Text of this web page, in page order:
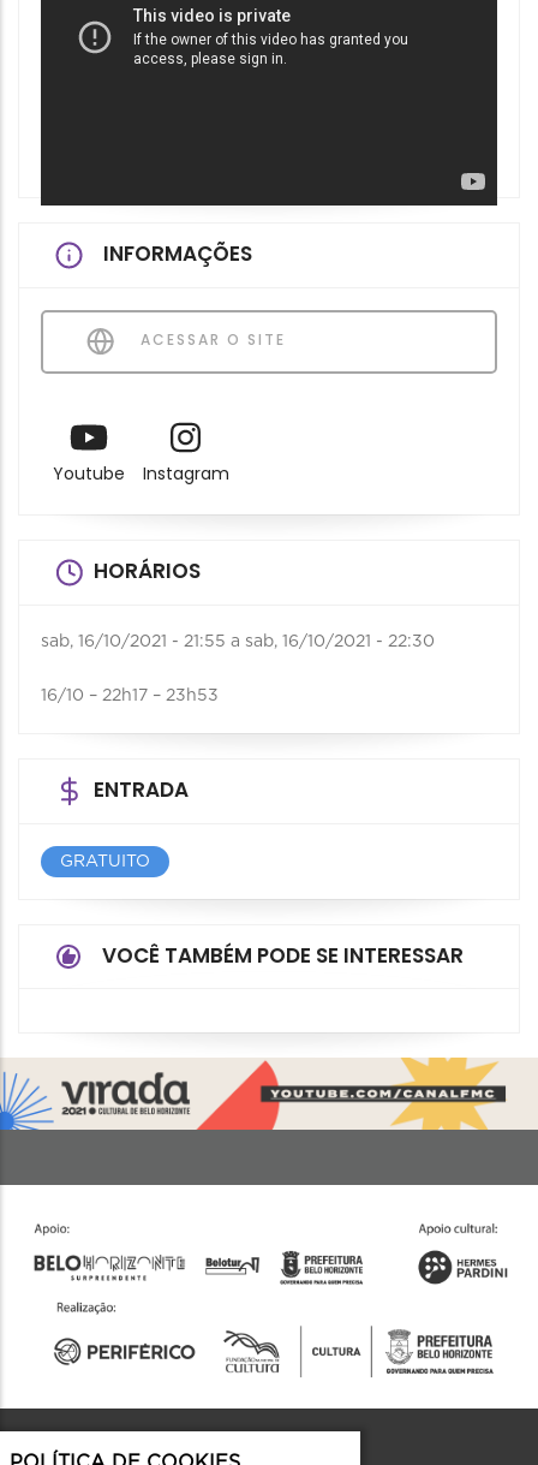
INFORMAÇÕES
ACESSAR O SITE
Youtube Instagram
HORÁRIOS
sab, 16/10/2021 - 21:55 a sab, 16/10/2021 - 22:30
16/10 – 22h17 – 23h53
ENTRADA
GRATUITO
VOCÊ TAMBÉM PODE SE INTERESSAR